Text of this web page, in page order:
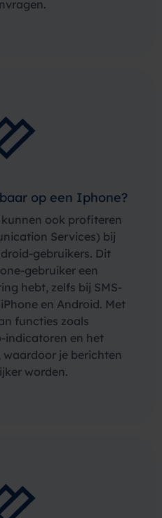
op een Iphone?
ook profiteren
Services) bij
gebruikers. Dit
gebruiker een
hebt, zelfs bij SMS-
en Android. Met
functies zoals
indicatoren en het
je berichten
worden.